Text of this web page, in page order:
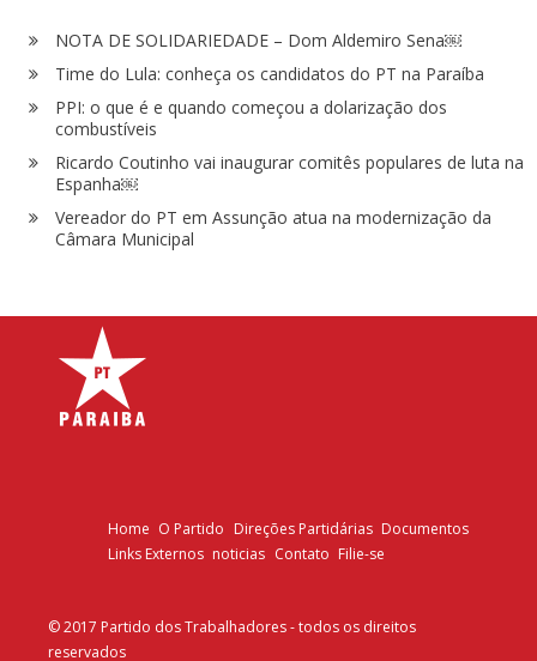
NOTA DE SOLIDARIEDADE – Dom Aldemiro Sena￼
Time do Lula: conheça os candidatos do PT na Paraíba
PPI: o que é e quando começou a dolarização dos
combustíveis
Ricardo Coutinho vai inaugurar comitês populares de luta na
Espanha￼
Vereador do PT em Assunção atua na modernização da
Câmara Municipal
Home O Partido Direções Partidárias Documentos
Links Externos noticias Contato Filie-se
© 2017 Partido dos Trabalhadores - todos os direitos
reservados